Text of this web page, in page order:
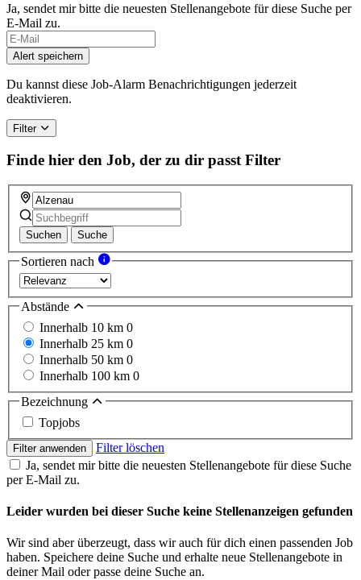
Ja, sendet mir bitte die neuesten Stellenangebote für diese Suche per
E-Mail zu.
If
you
are
a
human,
this
field
Alert speichern
Du kannst diese Job-Alarm Benachrichtigungen jederzeit
deaktivieren.
Filter
Finde hier den Job, der zu dir passt Filter
Suchen Suche
Sortieren nach
Abstände
Innerhalb 10 km 0
Innerhalb 25 km 0
Innerhalb 50 km 0
Innerhalb 100 km 0
Bezeichnung
Topjobs
Filter anwenden
Filter löschen
Ja, sendet mir bitte die neuesten Stellenangebote für diese Suche
per E-Mail zu.
Leider wurden bei dieser Suche keine Stellenanzeigen gefunden
Wir sind aber überzeugt, dass wir auch für dich einen passenden Job
haben. Speichere deine Suche und erhalte neue Stellenangebote in
deiner Mail oder passe deine Suche an.